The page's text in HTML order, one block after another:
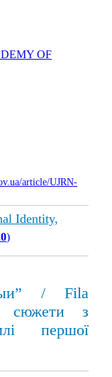
OF
article/UJRN-
Identity,
)
/ Fila
сюжети з
першої